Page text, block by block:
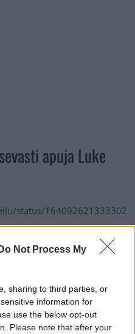
Do Not Process My
sharing to third parties, or
information for
use the below opt-out
Please note that after your
apuja Luke
status/164092621333302
sen suoraanTwitteristä
kymmenes.
edellä olevat Calgary ja
kaksi ottelua Predatorsia